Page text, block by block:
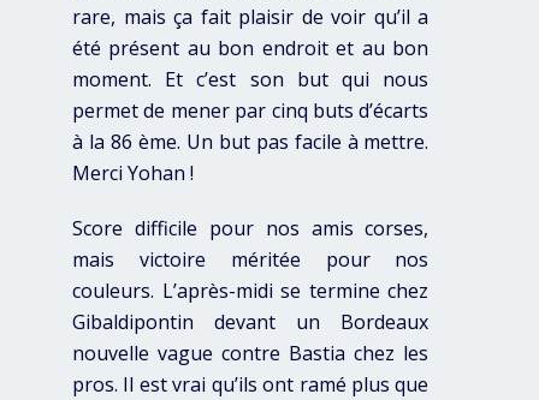
rare, mais ça fait plaisir de voir qu’il a
été présent au bon endroit et au bon
moment. Et c’est son but qui nous
permet de mener par cinq buts d’écarts
à la 86 ème. Un but pas facile à mettre.
Merci Yohan !
Score difficile pour nos amis corses,
mais victoire méritée pour nos
couleurs. L’après-midi se termine chez
Gibaldipontin devant un Bordeaux
nouvelle vague contre Bastia chez les
pros. Il est vrai qu’ils ont ramé plus que